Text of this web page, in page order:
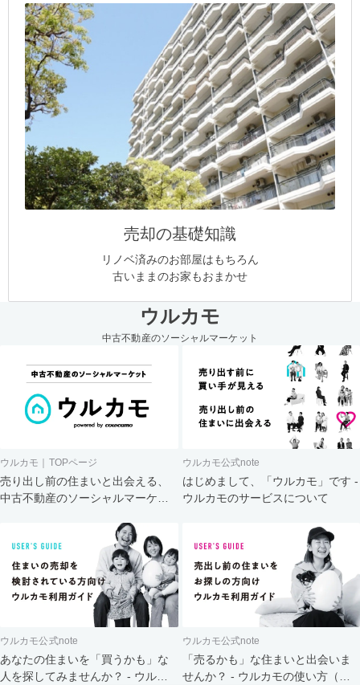
売却の基礎知識
リノベ済みのお部屋はもちろん
古いままのお家もおまかせ
ウルカモ
中古不動産のソーシャルマーケット
ウルカモ｜TOPページ
売り出し前の住まいと出会える、
中古不動産のソーシャルマーケッ
ウルカモ公式note
はじめまして、「ウルカモ」です -
ウルカモのサービスについて
ウルカモ公式note
あなたの住まいを「買うかも」な
人を探してみませんか？ - ウルカ
ウルカモ公式note
「売るかも」な住まいと出会いま
せんか？ - ウルカモの使い方（買